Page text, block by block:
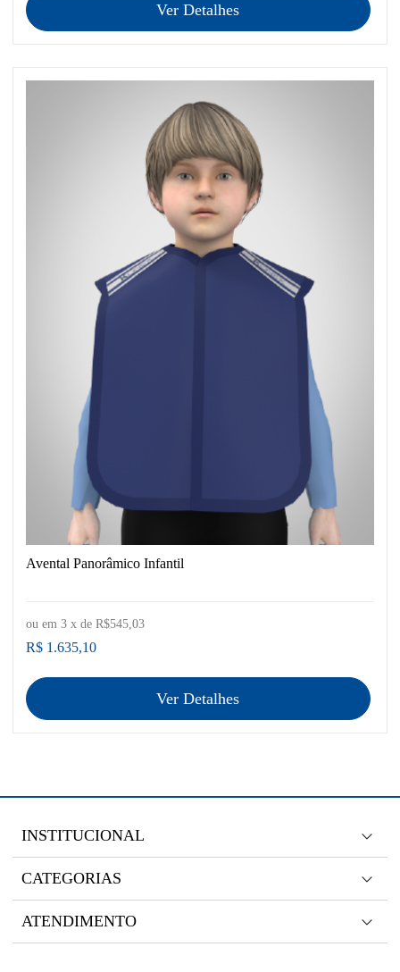
Ver Detalhes
Avental Panorâmico Infantil
R$ 1.635,10
ou em 3 x de R$545,03
Ver Detalhes
INSTITUCIONAL
CATEGORIAS
ATENDIMENTO